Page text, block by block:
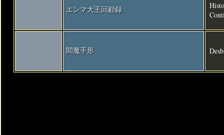
エンマ大王回顧録
閻魔手形